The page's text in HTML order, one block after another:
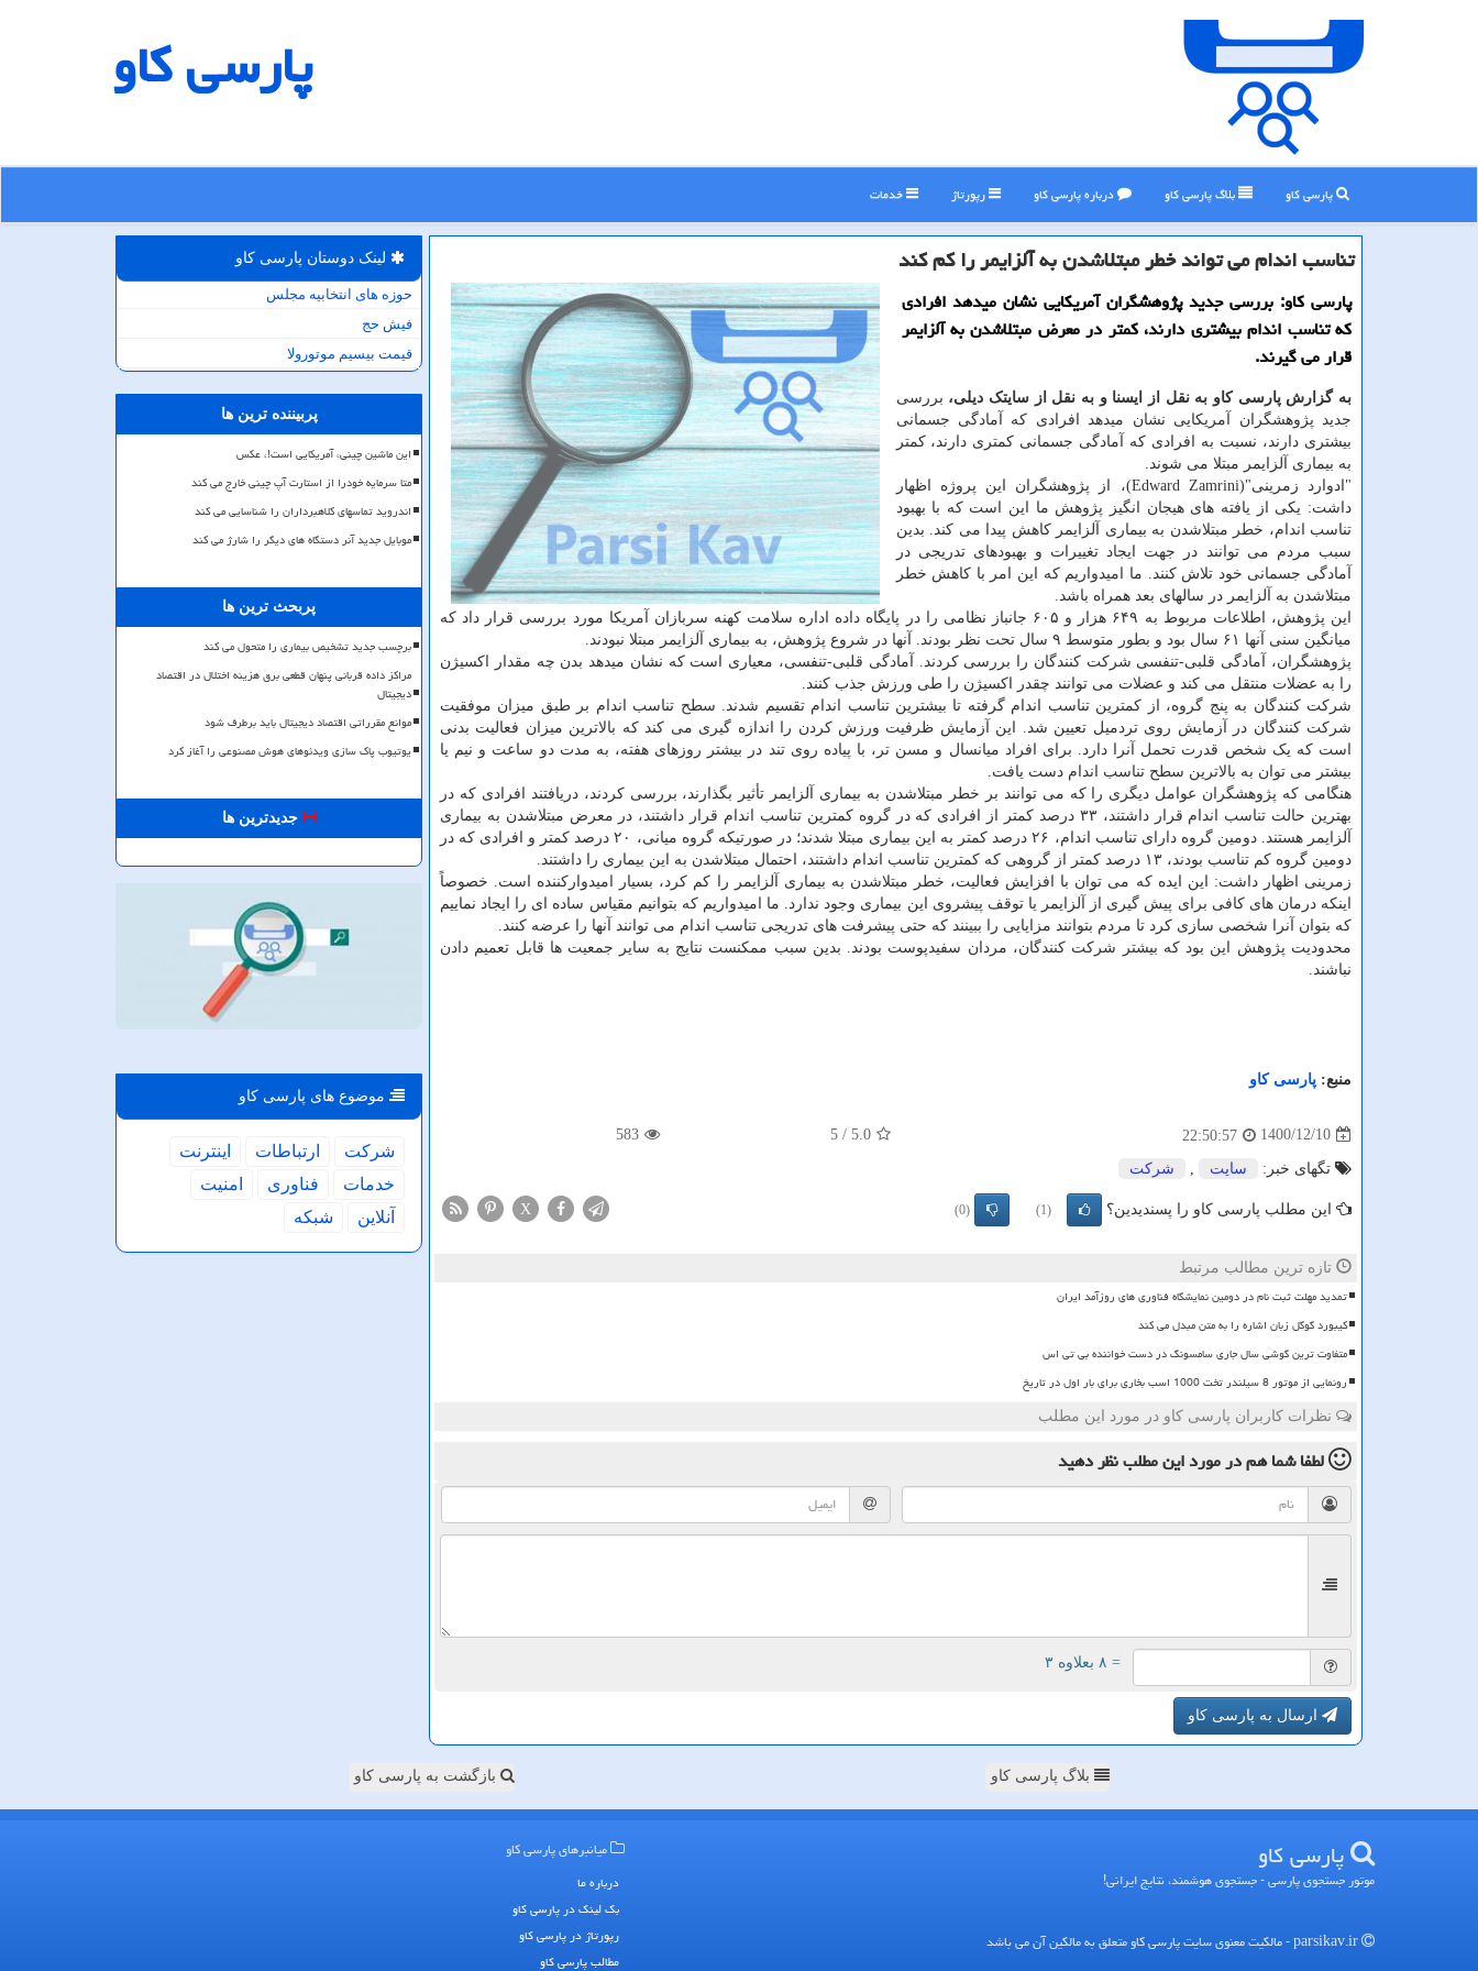
پارسی كاو
پارسی کاو بلاگ پارسی كاو درباره پارسی كاو رپورتاژ خدمات
تناسب اندام می تواند خطر مبتلاشدن به آلزایمر را کم کند
پارسی کاو: بررسی جدید پژوهشگران آمریکایی نشان میدهد افرادی
که تناسب اندام بیشتری دارند، کمتر در معرض مبتلاشدن به آلزایمر
قرار می گیرند.
به گزارش پارسی کاو به نقل از ایسنا و به نقل از سایتک دیلی، بررسی
جدید پژوهشگران آمریکایی نشان میدهد افرادی که آمادگی جسمانی
بیشتری دارند، نسبت به افرادی که آمادگی جسمانی کمتری دارند، کمتر
به بیماری آلزایمر مبتلا می شوند.
"ادوارد زمرینی"(Edward Zamrini)، از پژوهشگران این پروژه اظهار
داشت: یکی از یافته های هیجان انگیز پژوهش ما این است که با بهبود
تناسب اندام، خطر مبتلاشدن به بیماری آلزایمر کاهش پیدا می کند. بدین
سبب مردم می توانند در جهت ایجاد تغییرات و بهبودهای تدریجی در
آمادگی جسمانی خود تلاش کنند. ما امیدواریم که این امر با کاهش خطر
مبتلاشدن به آلزایمر در سالهای بعد همراه باشد.
این پژوهش، اطلاعات مربوط به ۶۴۹ هزار و ۶۰۵ جانباز نظامی را در پایگاه داده اداره سلامت کهنه سربازان آمریکا مورد بررسی قرار داد که
میانگین سنی آنها ۶۱ سال بود و بطور متوسط ۹ سال تحت نظر بودند. آنها در شروع پژوهش، به بیماری آلزایمر مبتلا نبودند.
پژوهشگران، آمادگی قلبی-تنفسی شرکت کنندگان را بررسی کردند. آمادگی قلبی-تنفسی، معیاری است که نشان میدهد بدن چه مقدار اکسیژن
را به عضلات منتقل می کند و عضلات می توانند چقدر اکسیژن را طی ورزش جذب کنند.
شرکت کنندگان به پنج گروه، از کمترین تناسب اندام گرفته تا بیشترین تناسب اندام تقسیم شدند. سطح تناسب اندام بر طبق میزان موفقیت
شرکت کنندگان در آزمایش روی تردمیل تعیین شد. این آزمایش ظرفیت ورزش کردن را اندازه گیری می کند که بالاترین میزان فعالیت بدنی
است که یک شخص قدرت تحمل آنرا دارد. برای افراد میانسال و مسن تر، با پیاده روی تند در بیشتر روزهای هفته، به مدت دو ساعت و نیم یا
بیشتر می توان به بالاترین سطح تناسب اندام دست یافت.
هنگامی که پژوهشگران عوامل دیگری را که می توانند بر خطر مبتلاشدن به بیماری آلزایمر تأثیر بگذارند، بررسی کردند، دریافتند افرادی که در
بهترین حالت تناسب اندام قرار داشتند، ۳۳ درصد کمتر از افرادی که در گروه کمترین تناسب اندام قرار داشتند، در معرض مبتلاشدن به بیماری
آلزایمر هستند. دومین گروه دارای تناسب اندام، ۲۶ درصد کمتر به این بیماری مبتلا شدند؛ در صورتیکه گروه میانی، ۲۰ درصد کمتر و افرادی که در
دومین گروه کم تناسب بودند، ۱۳ درصد کمتر از گروهی که کمترین تناسب اندام داشتند، احتمال مبتلاشدن به این بیماری را داشتند.
زمرینی اظهار داشت: این ایده که می توان با افزایش فعالیت، خطر مبتلاشدن به بیماری آلزایمر را کم کرد، بسیار امیدوارکننده است. خصوصاً
اینکه درمان های کافی برای پیش گیری از آلزایمر یا توقف پیشروی این بیماری وجود ندارد. ما امیدواریم که بتوانیم مقیاس ساده ای را ایجاد نماییم
که بتوان آنرا شخصی سازی کرد تا مردم بتوانند مزایایی را ببینند که حتی پیشرفت های تدریجی تناسب اندام می توانند آنها را عرضه کنند.
محدودیت پژوهش این بود که بیشتر شرکت کنندگان، مردان سفیدپوست بودند. بدین سبب ممکنست نتایج به سایر جمعیت ها قابل تعمیم دادن
نباشند.
منبع: پارسی كاو
1400/12/10
22:50:57
5.0
/ 5
583
تگهای خبر: سایت شركت
این مطلب پارسی کاو را پسندیدین؟ (1)
(0)
X
تازه ترین مطالب مرتبط
تمدید مهلت ثبت نام در دومین نمایشگاه فناوری های روزآمد ایران
کیبورد گوگل زبان اشاره را به متن مبدل می کند
متفاوت ترین گوشی سال جاری سامسونگ در دست خواننده بی تی اس
رونمایی از موتور 8 سیلندر تخت 1000 اسب بخاری برای بار اول در تاریخ
نظرات کاربران پارسی کاو در مورد این مطلب
لطفا شما همدر مورد این مطلبنظر دهید
= ۸ بعلاوه ۳
ارسال به پارسی کاو
لینک دوستان پارسی كاو
حوزه های انتخابیه مجلس
فیش حج
قیمت بیسیم موتورولا
پربیننده ترین ها
این ماشین چینی، آمریکایی است!، عکس
متا سرمایه خودرا از استارت آپ چینی خارج می کند
اندروید تماسهای کلاهبرداران را شناسایی می کند
موبایل جدید آنر دستگاه های دیگر را شارژ می کند
پربحث ترین ها
برچسب جدید تشخیص بیماری را متحول می کند
مراکز داده قربانی پنهان قطعی برق هزینه اختلال در اقتصاد
دیجیتال
موانع مقرراتی اقتصاد دیجیتال باید برطرف شود
یوتیوب پاک سازی ویدئوهای هوش مصنوعی را آغاز کرد
جدیدترین ها
موضوع های پارسی كاو
شركت ارتباطات
اینترنت
خدمات
فناوری
امنیت
آنلاین
شبكه
بلاگ پارسی کاو بازگشت به پارسی کاو
پارسی كاو
موتور جستجوی پارسی - جستجوی هوشمند، نتایج ایرانی!
میانبرهای پارسی كاو
درباره ما
بک لینک در پارسی كاو
رپورتاژ در پارسی كاو
مطالب پارسی كاو